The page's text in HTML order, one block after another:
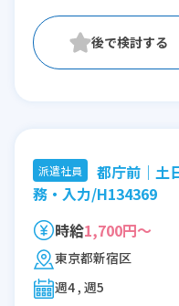
派遣社員
都庁前｜土
務・入力/H134369
時給1,700円～
東京都新宿区
週4 , 週5